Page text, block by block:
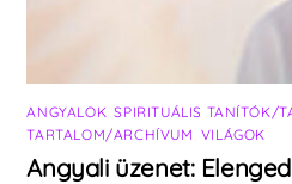
ANGYALOK ,SPIRITUÁLIS TANÍTÓK/
TARTALOM/ARCHÍVUM VILÁGOK
Angyali üzenet: